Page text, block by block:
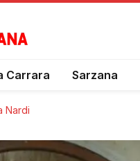
Carrara Sarzana
Nardi